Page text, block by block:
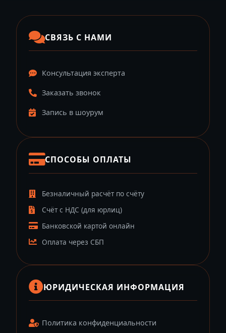
СВЯЗЬ С НАМИ
Консультация эксперта
Заказать звонок
Запись в шоурум
СПОСОБЫ ОПЛАТЫ
Безналичный расчёт по счёту
Счёт с НДС (для юрлиц)
Банковской картой онлайн
Оплата через СБП
ЮРИДИЧЕСКАЯ ИНФОРМАЦИЯ
Политика конфиденциальности